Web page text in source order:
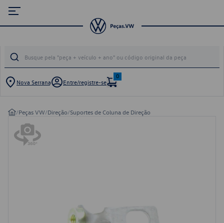
Nova Serrana Entre/registre-se
0
/Peças VW/Direção/Suportes de Coluna de Direção